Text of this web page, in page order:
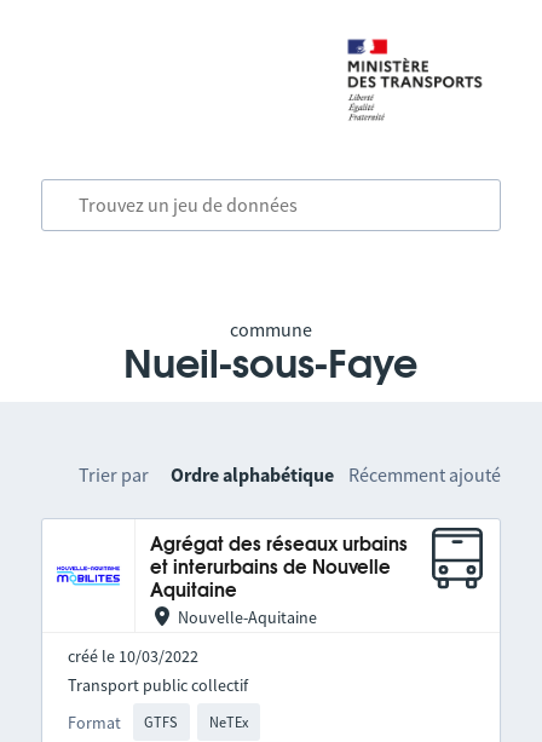
commune
Nueil-sous-Faye
Trier par Ordre alphabétique Récemment ajouté
Agrégat des réseaux urbains
et interurbains de Nouvelle
Aquitaine
Nouvelle-Aquitaine
créé le 10/03/2022
Format GTFS NeTEx
Transport public collectif